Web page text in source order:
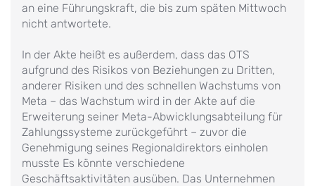
an eine Führungskraft, die bis zum späten Mittwoch
nicht antwortete.
In der Akte heißt es außerdem, dass das OTS
aufgrund des Risikos von Beziehungen zu Dritten,
anderer Risiken und des schnellen Wachstums von
Meta – das Wachstum wird in der Akte auf die
Erweiterung seiner Meta-Abwicklungsabteilung für
Zahlungssysteme zurückgeführt – zuvor die
Genehmigung seines Regionaldirektors einholen
musste Es könnte verschiedene
Geschäftsaktivitäten ausüben. Das Unternehmen